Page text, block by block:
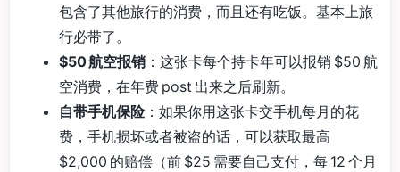
包含了其他旅行的消费，而且还有吃饭。基本上旅
行必带了。
$50 航空报销 ：这张卡每个持卡年可以报销 $50 航
空消费，在年费 post 出来之后刷新。
自带手机保险：如果你用这张卡交手机每月的花
费，手机损坏或者被盗的话，可以获取最高
$2,000 的赔偿（前 $25 需要自己支付，每 12 个月